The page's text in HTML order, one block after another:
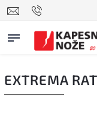
EXTREMA